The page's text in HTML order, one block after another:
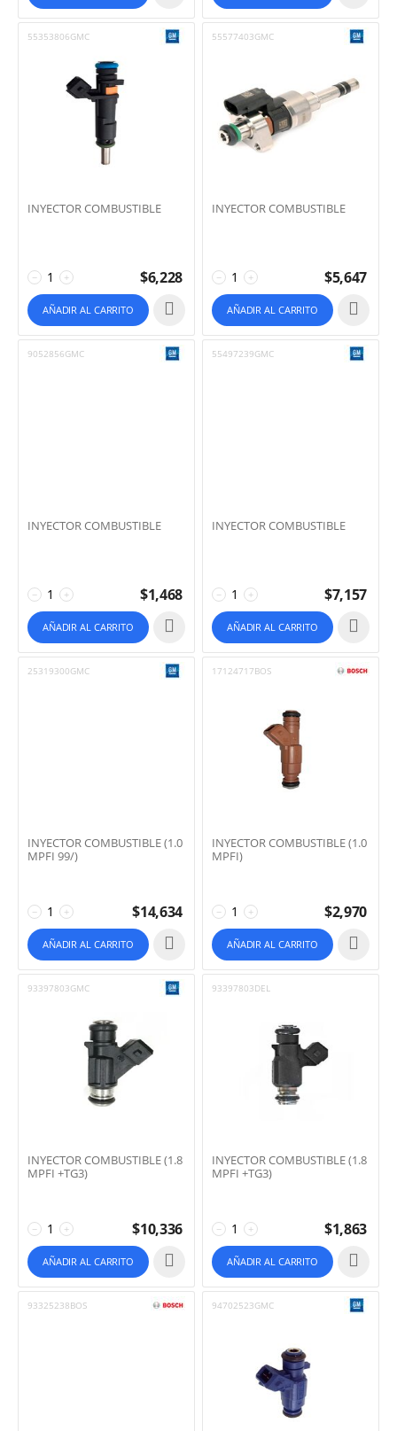
55353806GMC
INYECTOR COMBUSTIBLE
+
− $6,228
AÑADIR AL CARRITO
55577403GMC
INYECTOR COMBUSTIBLE
+
− $5,647
AÑADIR AL CARRITO
9052856GMC
INYECTOR COMBUSTIBLE
+
− $1,468
AÑADIR AL CARRITO
55497239GMC
INYECTOR COMBUSTIBLE
+
− $7,157
AÑADIR AL CARRITO
25319300GMC
INYECTOR COMBUSTIBLE (1.0
MPFI 99/)
+
− $14,634
AÑADIR AL CARRITO
17124717BOS
INYECTOR COMBUSTIBLE (1.0
MPFI)
+
− $2,970
AÑADIR AL CARRITO
93397803GMC
INYECTOR COMBUSTIBLE (1.8
MPFI +TG3)
+
− $10,336
AÑADIR AL CARRITO
93397803DEL
INYECTOR COMBUSTIBLE (1.8
MPFI +TG3)
+
− $1,863
AÑADIR AL CARRITO
93325238BOS 94702523GMC